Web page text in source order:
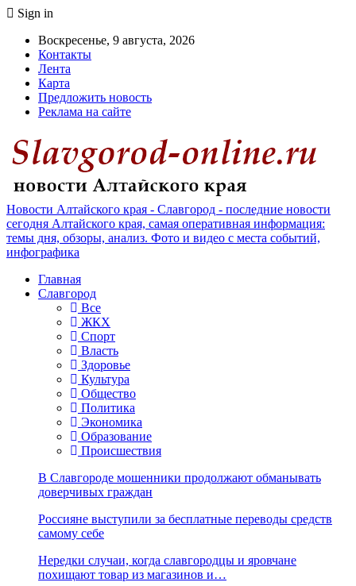
Sign in
Воскресенье, 9 августа, 2026
Контакты
Лента
Карта
Предложить новость
Реклама на сайте
Новости Алтайского края - Славгород - последние новости
сегодня Алтайского края, самая оперативная информация:
темы дня, обзоры, анализ. Фото и видео с места событий,
инфографика
Главная
Славгород
Все
ЖКХ
Спорт
Власть
Здоровье
Культура
Общество
Политика
Экономика
Образование
Происшествия
В Славгороде мошенники продолжают обманывать
доверчивых граждан
Россияне выступили за бесплатные переводы средств
самому себе
Нередки случаи, когда славгородцы и яровчане
похищают товар из магазинов и…